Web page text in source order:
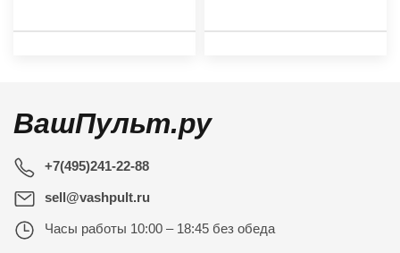
ВашПульт.ру
+7(495)241-22-88
sell@vashpult.ru
Часы работы 10:00 – 18:45 без обеда